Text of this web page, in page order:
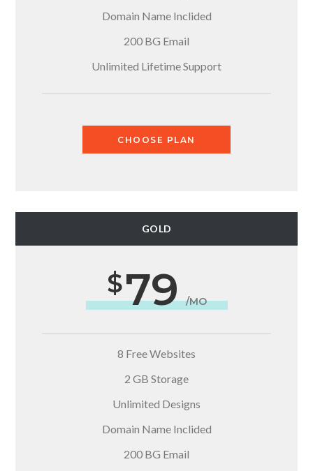
Domain Name Inclided
200 BG Email
Unlimited Lifetime Support
CHOOSE PLAN
GOLD
79 /MO
8 Free Websites
2 GB Storage
Unlimited Designs
Domain Name Inclided
200 BG Email